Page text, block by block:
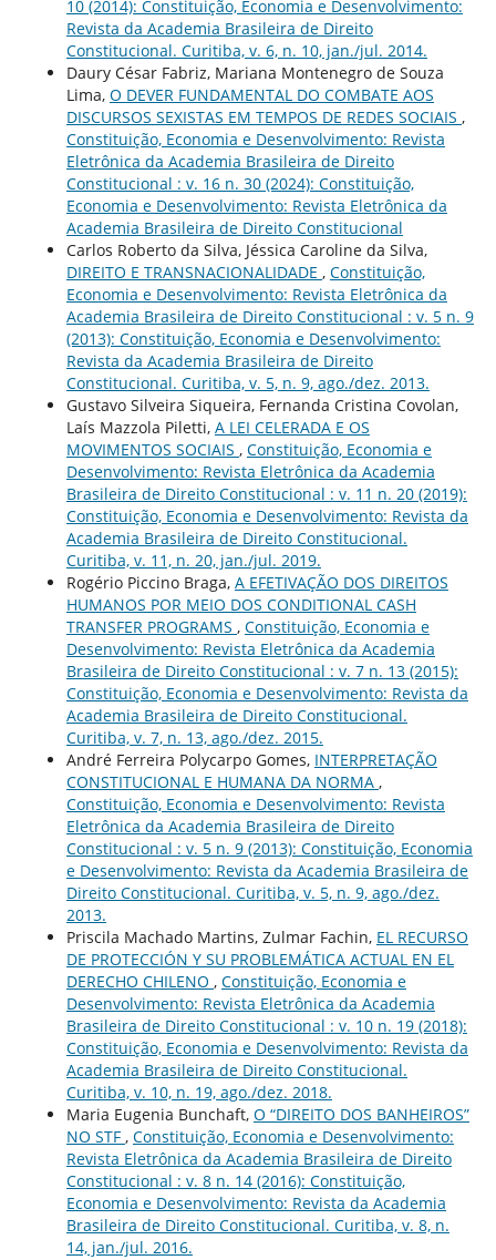
10 (2014): Constituição, Economia e Desenvolvimento:
Revista da Academia Brasileira de Direito
Constitucional. Curitiba, v. 6, n. 10, jan./jul. 2014.
Daury César Fabriz, Mariana Montenegro de Souza
Lima, O DEVER FUNDAMENTAL DO COMBATE AOS
DISCURSOS SEXISTAS EM TEMPOS DE REDES SOCIAIS ,
Constituição, Economia e Desenvolvimento: Revista
Eletrônica da Academia Brasileira de Direito
Constitucional : v. 16 n. 30 (2024): Constituição,
Economia e Desenvolvimento: Revista Eletrônica da
Academia Brasileira de Direito Constitucional
Carlos Roberto da Silva, Jéssica Caroline da Silva,
DIREITO E TRANSNACIONALIDADE , Constituição,
Economia e Desenvolvimento: Revista Eletrônica da
Academia Brasileira de Direito Constitucional : v. 5 n. 9
(2013): Constituição, Economia e Desenvolvimento:
Revista da Academia Brasileira de Direito
Constitucional. Curitiba, v. 5, n. 9, ago./dez. 2013.
Gustavo Silveira Siqueira, Fernanda Cristina Covolan,
Laís Mazzola Piletti, A LEI CELERADA E OS
MOVIMENTOS SOCIAIS , Constituição, Economia e
Desenvolvimento: Revista Eletrônica da Academia
Brasileira de Direito Constitucional : v. 11 n. 20 (2019):
Constituição, Economia e Desenvolvimento: Revista da
Academia Brasileira de Direito Constitucional.
Curitiba, v. 11, n. 20, jan./jul. 2019.
Rogério Piccino Braga, A EFETIVAÇÃO DOS DIREITOS
HUMANOS POR MEIO DOS CONDITIONAL CASH
TRANSFER PROGRAMS , Constituição, Economia e
Desenvolvimento: Revista Eletrônica da Academia
Brasileira de Direito Constitucional : v. 7 n. 13 (2015):
Constituição, Economia e Desenvolvimento: Revista da
Academia Brasileira de Direito Constitucional.
Curitiba, v. 7, n. 13, ago./dez. 2015.
André Ferreira Polycarpo Gomes, INTERPRETAÇÃO
CONSTITUCIONAL E HUMANA DA NORMA ,
Constituição, Economia e Desenvolvimento: Revista
Eletrônica da Academia Brasileira de Direito
Constitucional : v. 5 n. 9 (2013): Constituição, Economia
e Desenvolvimento: Revista da Academia Brasileira de
Direito Constitucional. Curitiba, v. 5, n. 9, ago./dez.
2013.
Priscila Machado Martins, Zulmar Fachin, EL RECURSO
DE PROTECCIÓN Y SU PROBLEMÁTICA ACTUAL EN EL
DERECHO CHILENO , Constituição, Economia e
Desenvolvimento: Revista Eletrônica da Academia
Brasileira de Direito Constitucional : v. 10 n. 19 (2018):
Constituição, Economia e Desenvolvimento: Revista da
Academia Brasileira de Direito Constitucional.
Curitiba, v. 10, n. 19, ago./dez. 2018.
Maria Eugenia Bunchaft, O “DIREITO DOS BANHEIROS”
NO STF , Constituição, Economia e Desenvolvimento:
Revista Eletrônica da Academia Brasileira de Direito
Constitucional : v. 8 n. 14 (2016): Constituição,
Economia e Desenvolvimento: Revista da Academia
Brasileira de Direito Constitucional. Curitiba, v. 8, n.
14, jan./jul. 2016.